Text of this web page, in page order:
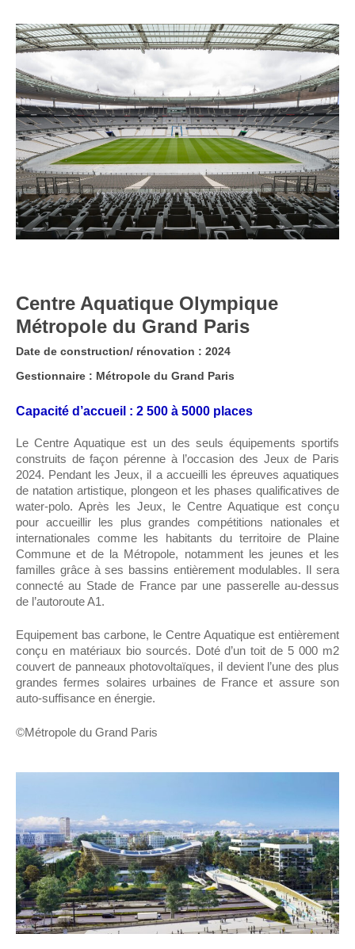
Centre Aquatique Olympique
Métropole du Grand Paris
Date de construction/ rénovation : 2024
Gestionnaire : Métropole du Grand Paris
Capacité d’accueil : 2 500 à 5000 places
Le Centre Aquatique est un des seuls équipements sportifs
construits de façon pérenne à l’occasion des Jeux de Paris
2024. Pendant les Jeux, il a accueilli les épreuves aquatiques
de natation artistique, plongeon et les phases qualificatives de
water-polo. Après les Jeux, le Centre Aquatique est conçu
pour accueillir les plus grandes compétitions nationales et
internationales comme les habitants du territoire de Plaine
Commune et de la Métropole, notamment les jeunes et les
familles grâce à ses bassins entièrement modulables. Il sera
connecté au Stade de France par une passerelle au-dessus
de l’autoroute A1.
Equipement bas carbone, le Centre Aquatique est entièrement
conçu en matériaux bio sourcés. Doté d’un toit de 5 000 m2
couvert de panneaux photovoltaïques, il devient l’une des plus
grandes fermes solaires urbaines de France et assure son
auto-suffisance en énergie.
©Métropole du Grand Paris